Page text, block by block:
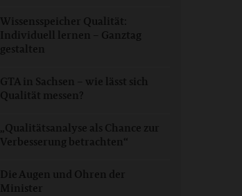
Wissensspeicher Qualität:
Individuell lernen – Ganztag
gestalten
GTA in Sachsen – wie lässt sich
Qualität messen?
„Qualitätsanalyse als Chance zur
Verbesserung betrachten“
Die Augen und Ohren der
Minister